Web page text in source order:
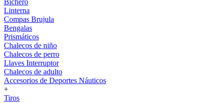
Bichero
Linterna
Compas Brujula
Bengalas
Prismáticos
Chalecos de niño
Chalecos de perro
Llaves Interruptor
Chalecos de adulto
Accesorios de Deportes Náuticos
+
Tiros